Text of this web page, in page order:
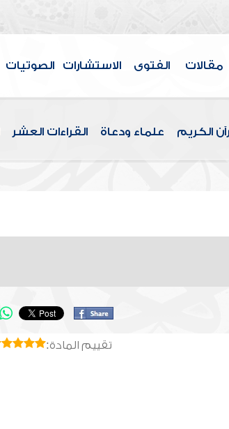
مقالات الفتوى الاستشارات الصوتيات
الكريم علماء ودعاة القراءات العشر
تقييم المادة: